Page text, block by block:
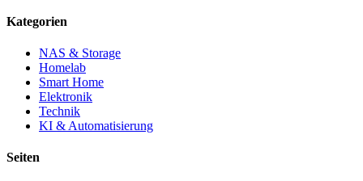
Kategorien
NAS & Storage
Homelab
Smart Home
Elektronik
Technik
KI & Automatisierung
Seiten